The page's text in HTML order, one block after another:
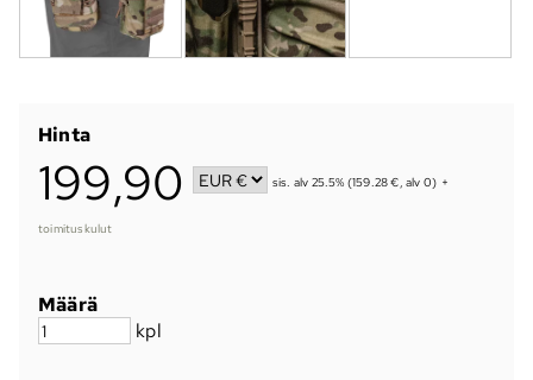
Hinta
199,90 sis. alv 25.5% (159.28 €, alv 0) +
toimituskulut
Määrä
kpl